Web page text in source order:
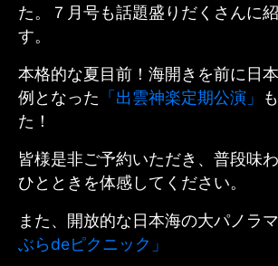
た。７ 月号も話題盛りだくさんに
す。
本格的な夏目前！海開きを前に日
例となった 「出雲神楽定期公演」
た！
皆様是非ご予約いただき、普段味
ひとときを体感してください。
また、開放的な日本海の大パノラ
ぶらdeピクニック」